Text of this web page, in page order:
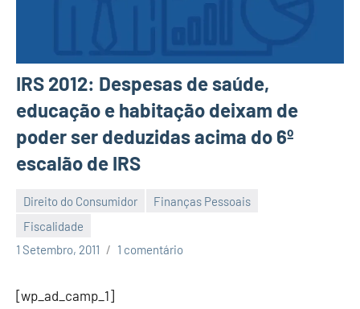
IRS 2012: Despesas de saúde,
educação e habitação deixam de
poder ser deduzidas acima do 6º
escalão de IRS
Direito do Consumidor
Finanças Pessoais
Fiscalidade
1 Setembro, 2011
Economia
e
1 comentário
[wp_ad_camp_1]